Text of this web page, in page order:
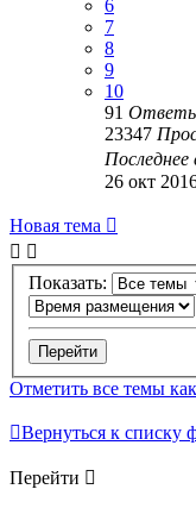
6
7
8
9
10
91
23347
Последнее
26 окт
Новая тема
Показать:
Отметить все темы
Вернуться к списку
Перейти